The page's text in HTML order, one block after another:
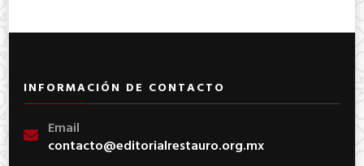
INFORMACIÓN DE CONTACTO
Email
contacto@editorialrestauro.org.mx